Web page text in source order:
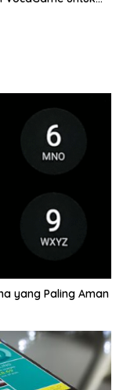
yang Paling Aman